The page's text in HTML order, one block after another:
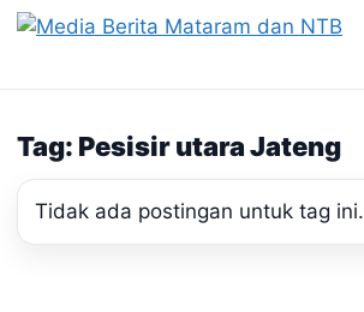
Skip
Tag: Pesisir utara Jateng
Tidak ada postingan untuk tag ini.